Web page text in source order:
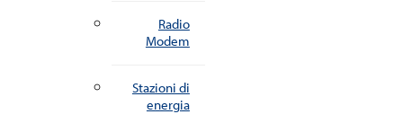
Radio
Modem
Stazioni di
energia